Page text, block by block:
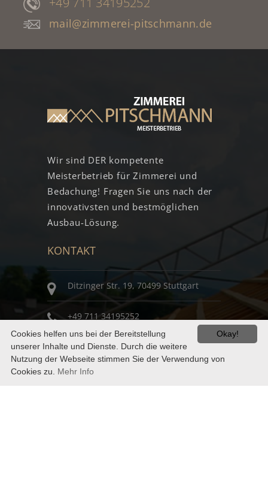
mail@zimmerei-pitschmann.de
Wir sind DER kompetente
Meisterbetrieb für Zimmerei und
Bedachung! Fragen Sie uns nach der
innovativsten und bestmöglichen
Ausbau-Lösung.
KONTAKT
Ditzinger Str. 19, 70499 Stuttgart
+49 711 34195252
mail@zimmerei-pitschmann.de
Mo - Fr : 7:00 - 18:00
Okay!
Cookies helfen uns bei der Bereitstellung
unserer Inhalte und Dienste. Durch die weitere
Nutzung der Webseite stimmen Sie der Verwendung von
Cookies zu. Mehr Info